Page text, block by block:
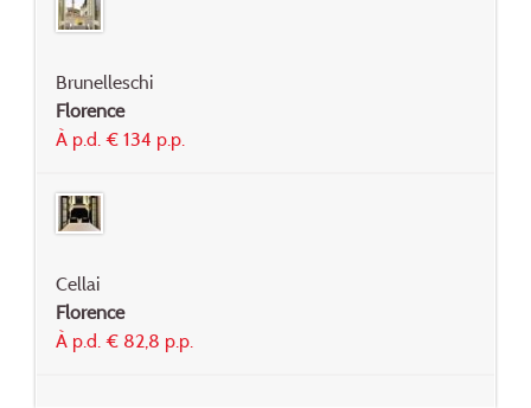
Brunelleschi
Florence
À p.d. € 134 p.p.
Cellai
Florence
À p.d. € 82,8 p.p.